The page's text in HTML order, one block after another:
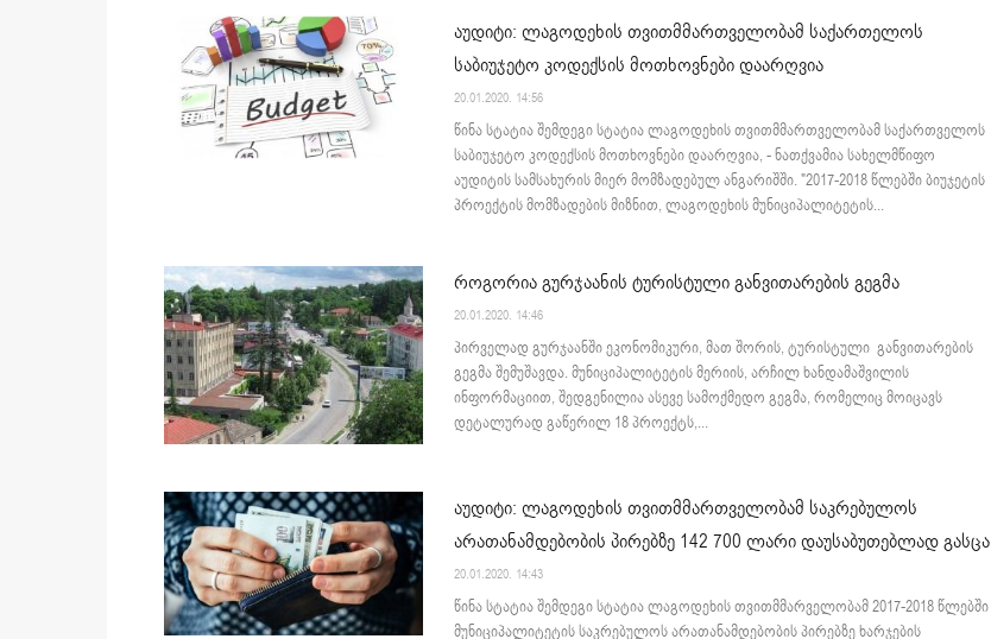
აუდიტი: ლაგოდეხის თვითმმართველობამ საქართელოს
საბიუჯეტო კოდექსის მოთხოვნები დაარღვია
20.01.2020. 14:56
წინა სტატია შემდეგი სტატია ლაგოდეხის თვითმმართველობამ საქართველოს
საბიუჯეტო კოდექსის მოთხოვნები დაარღვია, - ნათქვამია სახელმწიფო
აუდიტის სამსახურის მიერ მომზადებულ ანგარიშში. "2017-2018 წლებში ბიუჯეტის
პროექტის მომზადების მიზნით, ლაგოდეხის მუნიციპალიტეტის...
როგორია გურჯაანის ტურისტული განვითარების გეგმა
20.01.2020. 14:46
პირველად გურჯაანში ეკონომიკური, მათ შორის, ტურისტული განვითარების
გეგმა შემუშავდა. მუნიციპალიტეტის მერიის, არჩილ ხანდამაშვილის
ინფორმაციით, შედგენილია ასევე სამოქმედო გეგმა, რომელიც მოიცავს
დეტალურად გაწერილ 18 პროექტს,...
აუდიტი: ლაგოდეხის თვითმმართველობამ საკრებულოს
არათანამდებობის პირებზე 142 700 ლარი დაუსაბუთებლად გასცა
20.01.2020. 14:43
წინა სტატია შემდეგი სტატია ლაგოდეხის თვითმმარველობამ 2017-2018 წლებში
მუნიციპალიტეტის საკრებულოს არათანამდებობის პირებზე ხარჯების